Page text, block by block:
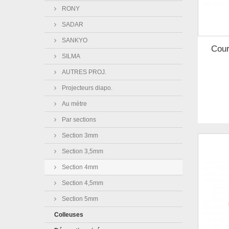
RONY
SADAR
SANKYO
SILMA
AUTRES PROJ.
Projecteurs diapo.
Au mètre
Par sections
Section 3mm
Section 3,5mm
Section 4mm
Section 4,5mm
Section 5mm
Colleuses